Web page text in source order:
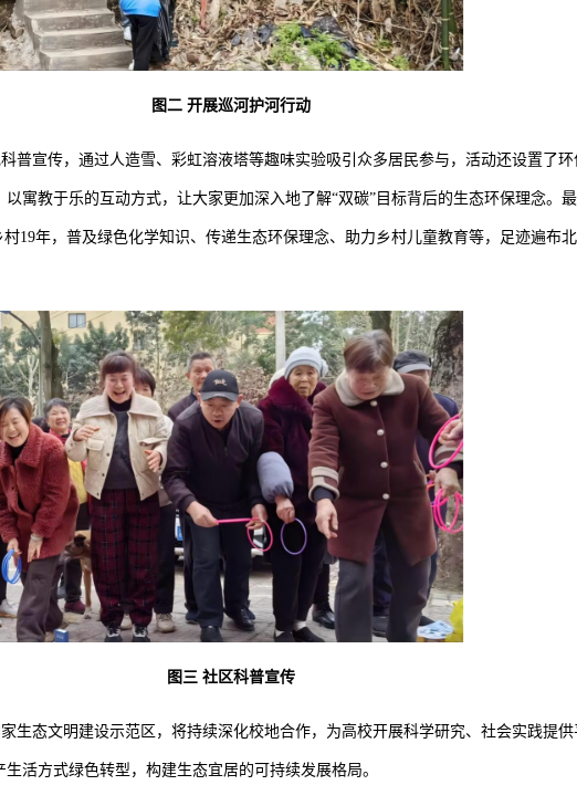
图二 开展巡河护河行动
普宣传，通过人造雪、彩虹溶液塔等趣味实验吸引众多居民参与，活动还设置了
寓教于乐的互动方式，让大家更加深入地了解“双碳”目标背后的生态环保理念。
19年，普及绿色化学知识、传递生态环保理念、助力乡村儿童教育等，足迹遍布
图三 社区科普宣传
生态文明建设示范区，将持续深化校地合作，为高校开展科学研究、社会实践提
活方式绿色转型，构建生态宜居的可持续发展格局。